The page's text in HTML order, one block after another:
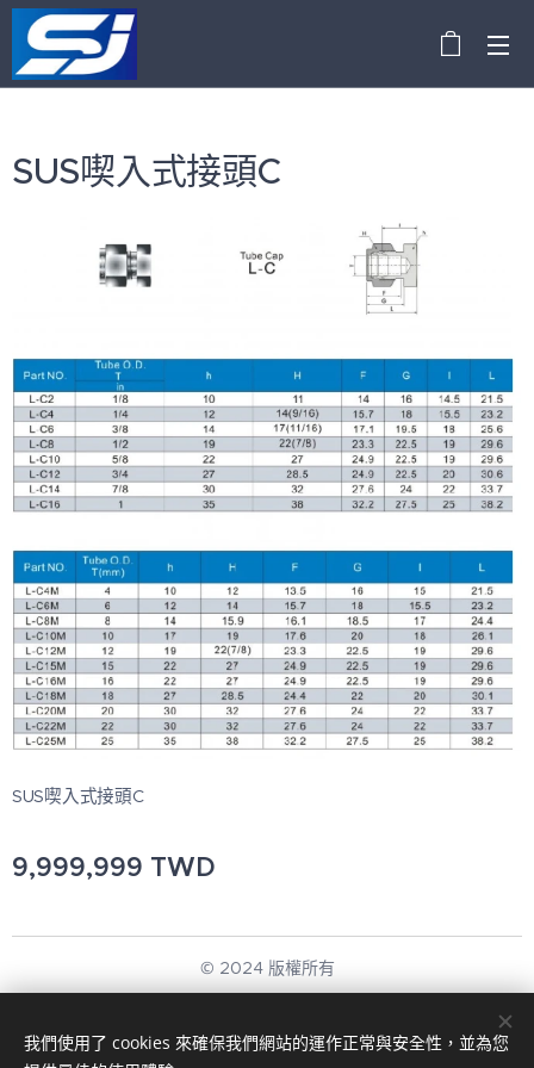
SUS喫入式接頭C
SUS喫入式接頭C
9,999,999 TWD
© 2024 版權所有
回首頁
Cookies
我們使用了 cookies 來確保我們網站的運作正常與安全性，並為您